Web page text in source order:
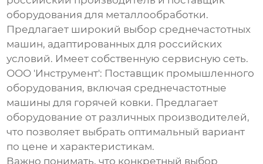
оборудования для металлообработки.
Предлагает широкий выбор среднечастотных
машин, адаптированных для российских
условий. Имеет собственную сервисную сеть.
ООО 'Инструмент': Поставщик промышленного
оборудования, включая среднечастотные
машины для горячей ковки. Предлагает
оборудование от различных производителей,
что позволяет выбрать оптимальный вариант
по цене и характеристикам.
Важно понимать, что конкретный выбор